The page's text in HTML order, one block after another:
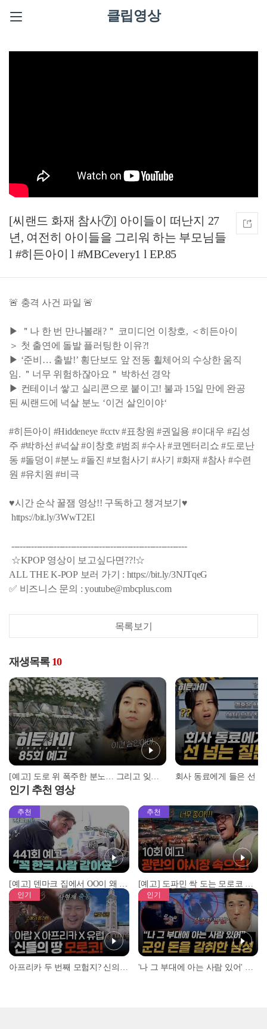
클립영상
[씨랜드 화재 참사⑦] 아이들이 떠난지 27
년, 여전히 아이들을 그리워 하는 부모님들
l #히든아이 l #MBCevery1 l EP.85
🚨 충격 사건 파일 🚨
▶ ＂나 한 번 만나볼래?＂ 코미디언 이창호, ＜히든아이
＞ 첫 출연에 돌발 플러팅한 이유?!
▶ ‘준비… 출발!’ 횡단보도 앞 전동 휠체어의 수상한 움직
임. ＂너무 위험하잖아요＂ 박하선 경악
▶ 컨테이너 쌓고 실리콘으로 붙이고! 불과 15일 만에 완공
된 씨랜드에 넉살 분노 ‘이건 살인이야‘
#히든아이 #Hiddeneye #cctv #표창원 #권일용 #이대우 #김성
주 #박하선 #넉살 #이창호 #범죄 #수사 #코멘터리쇼 #도로난
동 #돌덩이 #분노 #돌진 #보험사기 #사기 #화재 #참사 #수련
원 #유치원 #비극
♥시간 순삭 꿀잼 영상!! 구독하고 챙겨보기♥
https://bit.ly/3WwT2El
--------------------------------------------------------------
☆KPOP 영상이 보고싶다면??!☆
ALL THE K-POP 보러 가기 : https://bit.ly/3NJTqeG
✅ 비즈니스 문의 : youtube@mbcplus.com
목록보기
재생목록 10
[예고] 도로 위 폭주한 분노… 그리고 잊을 수 없는 씨랜드 화재 참사
인기 추천 영상
추천
[예고] 덴마크 집에서 OO이 왜 나와...? 이상할 정도로 한국을 사랑하는 우리 형을 제보합니다!
추천
[예고] 도파민 싹 도는 모로코 야시장 투어!
인기 인기